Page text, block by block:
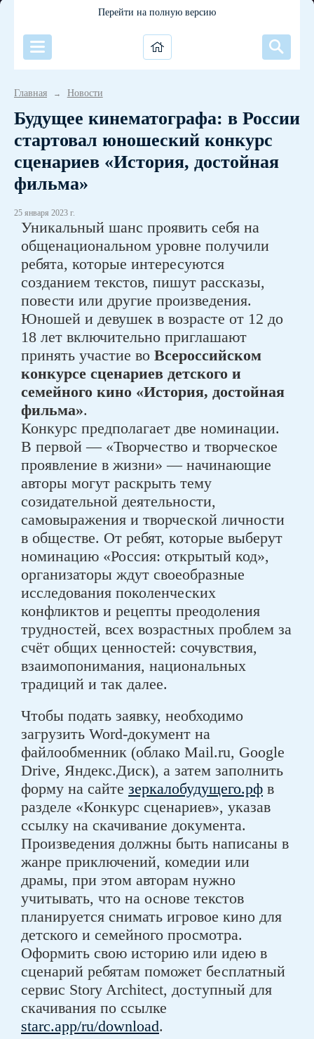
Перейти на полную версию
Главная → Новости
Будущее кинематографа: в России
стартовал юношеский конкурс
сценариев «История, достойная
фильма»
25 января 2023 г.
Уникальный шанс проявить себя на
общенациональном уровне получили
ребята, которые интересуются
созданием текстов, пишут рассказы,
повести или другие произведения.
Юношей и девушек в возрасте от 12 до
18 лет включительно приглашают
принять участие во Всероссийском
конкурсе сценариев детского и
семейного кино «История, достойная
фильма».
Конкурс предполагает две номинации.
В первой — «Творчество и творческое
проявление в жизни» — начинающие
авторы могут раскрыть тему
созидательной деятельности,
самовыражения и творческой личности
в обществе. От ребят, которые выберут
номинацию «Россия: открытый код»,
организаторы ждут своеобразные
исследования поколенческих
конфликтов и рецепты преодоления
трудностей, всех возрастных проблем за
счёт общих ценностей: сочувствия,
взаимопонимания, национальных
традиций и так далее.
Чтобы подать заявку, необходимо
загрузить Word-документ на
файлообменник (облако Mail.ru, Google
Drive, Яндекс.Диск), а затем заполнить
форму на сайте зеркалобудущего.рф в
разделе «Конкурс сценариев», указав
ссылку на скачивание документа.
Произведения должны быть написаны в
жанре приключений, комедии или
драмы, при этом авторам нужно
учитывать, что на основе текстов
планируется снимать игровое кино для
детского и семейного просмотра.
Оформить свою историю или идею в
сценарий ребятам поможет бесплатный
сервис Story Architect, доступный для
скачивания по ссылке
starc.app/ru/download.